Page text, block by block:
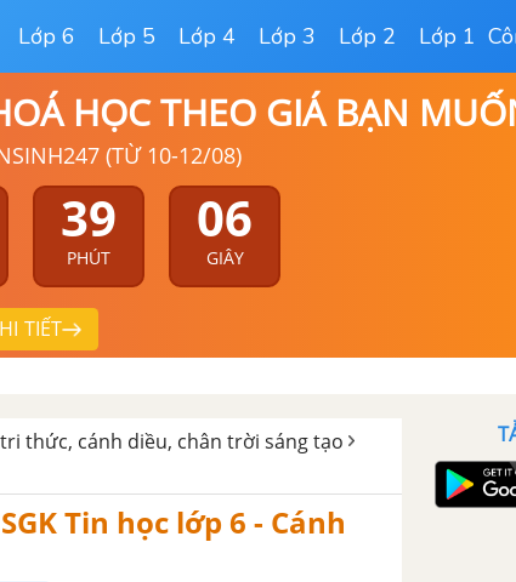
Lớp 6 Lớp 5 Lớp 4 Lớp 3 Lớp 2 Lớp 1
HỌC THEO GIÁ BẠN
(TỪ 10-12/08)
39
PHÚT
05
GIÂY
TIẾT
thức, cánh diều, chân trời sáng tạo
Tin học lớp 6 - Cánh